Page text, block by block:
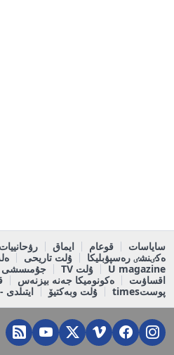
ساياسات قوعام ايماق رۋحانييات
ەكٸنشٸ رەسپۋبليكا
ۇلت تاريحى
U magazine
ۇلت TV
جۇمىسشى
اقساۋىت
ەكونوميكا جەنە بيزنەس
پوستtimes
ۇلت وبەكتيۆ ايتىلدى